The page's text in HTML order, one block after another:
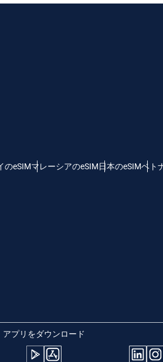
のeSIMマレーシアのeSIM日本のeSIMベト
アプリをダウンロード